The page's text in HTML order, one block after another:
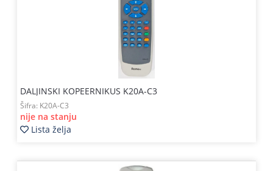
DALJINSKI KOPEERNIKUS K20A-C3
Šifra: K20A-C3
nije na stanju
Lista želja